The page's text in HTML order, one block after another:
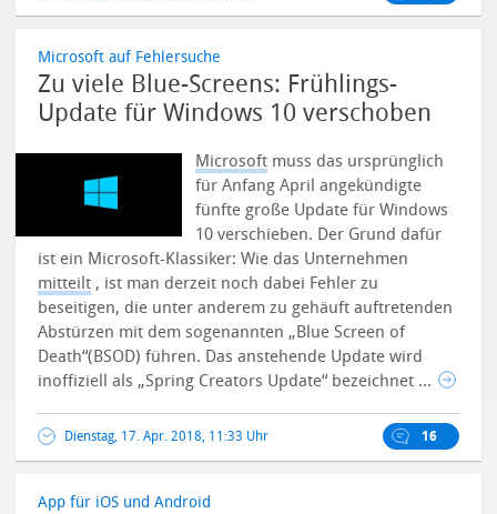
Microsoft auf Fehlersuche
Zu viele Blue-Screens: Frühlings-
Update für Windows 10 verschoben
Microsoft muss das ursprünglich
für Anfang April angekündigte
fünfte große Update für Windows
10 verschieben. Der Grund dafür
ist ein Microsoft-Klassiker: Wie das Unternehmen
mitteilt , ist man derzeit noch dabei Fehler zu
beseitigen, die unter anderem zu gehäuft auftretenden
Abstürzen mit dem sogenannten „Blue Screen of
Death“(BSOD) führen. Das anstehende Update wird
inoffiziell als „Spring Creators Update“ bezeichnet ...
Dienstag, 17. Apr. 2018, 11:33 Uhr 16
App für iOS und Android